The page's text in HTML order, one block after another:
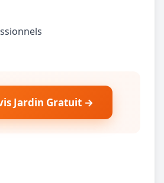
Jardin Gratuit →